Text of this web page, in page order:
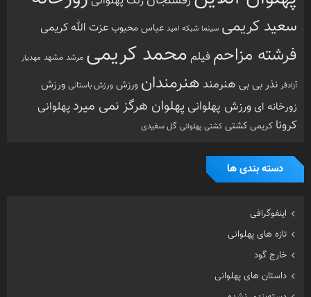
سعید کریمی سینما شبکه امید عباس محبوبعزت الله کریمی
فرشته مزاحمفیلم محمد کریمی مرشد مشهد مهدیار
آزادفر نذر بی بی هنرمند هنرمندان ورزش ورزش باستانی ورزش
زورخانه ای ورزش پهلوانی پهلوان هرگز نمی میرد پهلوانی
کرونا کریمی کشتی کشتی پهلوانی گل سفیدی
دسته بندی ها
اینفوگرافی
تازه های پهلوانی
خارج گود
داستان های پهلوانی